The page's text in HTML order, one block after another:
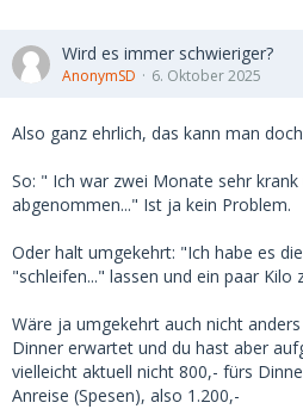
Wird es immer schwieriger?
AnonymSD 6. Oktober 2025
Also ganz ehrlich, das kann man
So: " Ich war zwei Monate sehr
abgenommen..." Ist ja kein Problem.
Oder halt umgekehrt: "Ich habe es
"schleifen..." lassen und ein paar Kilo
Wäre ja umgekehrt auch nicht
Dinner erwartet und du hast aber
vielleicht aktuell nicht 800,- fürs
Anreise (Spesen), also 1.200,-